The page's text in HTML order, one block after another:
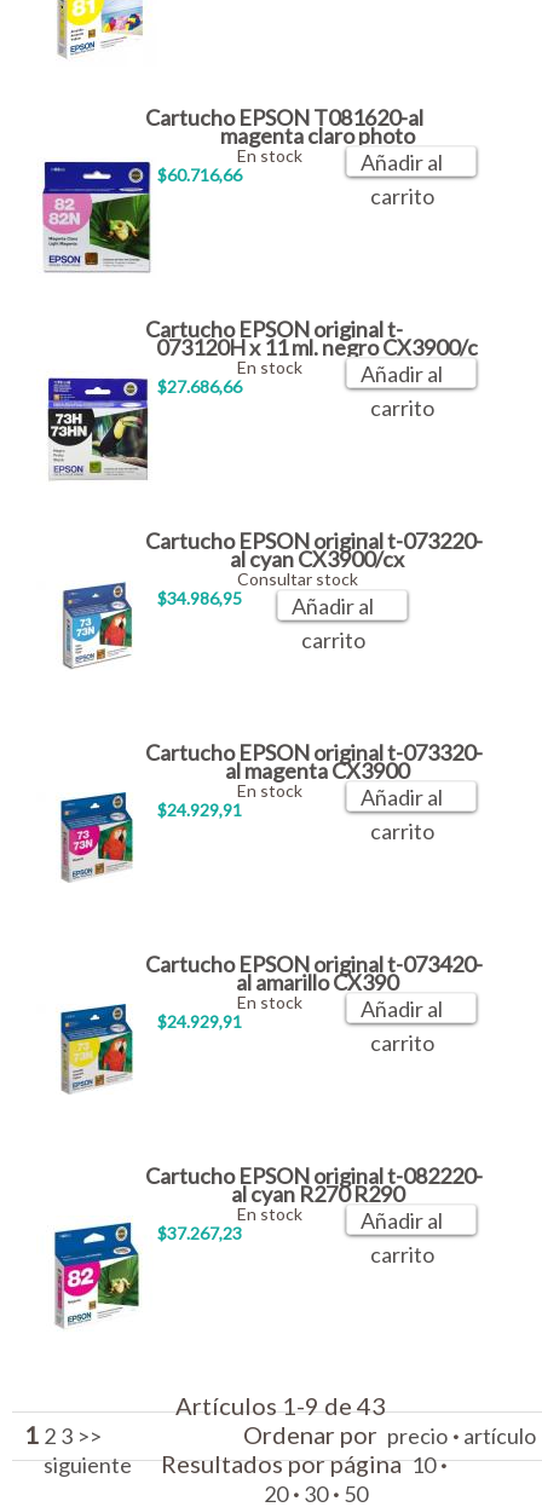
Cartucho EPSON T081620-al
magenta claro photo
$60.716,66
En stock
Añadir al
carrito
Cartucho EPSON original t-
073120H x 11 ml. negro CX3900/c
$27.686,66
En stock
Añadir al
carrito
Cartucho EPSON original t-073220-
al cyan CX3900/cx
$34.986,95
Consultar stock
Añadir al
carrito
Cartucho EPSON original t-073320-
al magenta CX3900
$24.929,91
En stock
Añadir al
carrito
Cartucho EPSON original t-073420-
al amarillo CX390
$24.929,91
En stock
Añadir al
carrito
Cartucho EPSON original t-082220-
al cyan R270 R290
$37.267,23
En stock
Añadir al
carrito
Artículos 1-9 de 43
1 2 3 >>
siguiente
Ordenar por precio · artículo
Resultados por página10·
20 · 30 · 50